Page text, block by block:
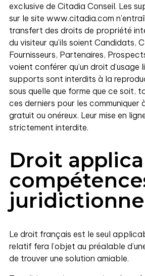
exclusive de Citadia Conseil. Les
sur le site www.citadia.com
transfert des droits de propriété
du visiteur qu’ils soient Candidats,
Fournisseurs, Partenaires,
voient conférer qu’un droit d’usage
supports sont interdits à la
sous quelle que forme que ce soit,
ces derniers pour les communiquer
gratuit ou onéreux. Leur mise en
strictement interdite.
Droit
Le droit français est le seul
relatif fera l’objet au préalable
de trouver une solution amiable.